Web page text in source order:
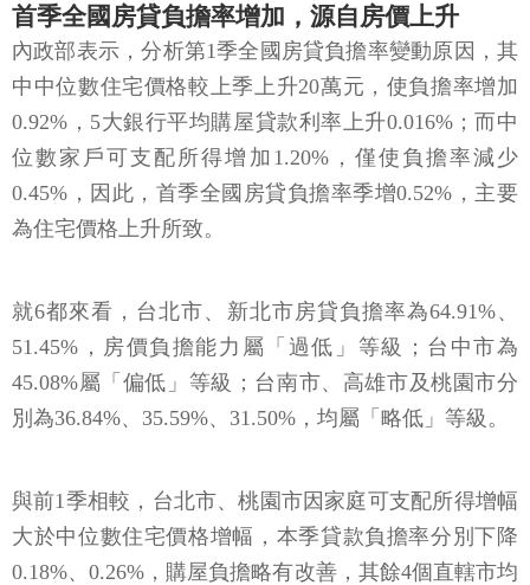
首季全國房貸負擔率增加，源自房價上升
內政部表示，分析第1季全國房貸負擔率變動原因，其
中中位數住宅價格較上季上升20萬元，使負擔率增加
0.92%，5大銀行平均購屋貸款利率上升0.016%；而中
位數家戶可支配所得增加1.20%，僅使負擔率減少
0.45%，因此，首季全國房貸負擔率季增0.52%，主要
為住宅價格上升所致。
就6都來看，台北市、新北市房貸負擔率為64.91%、
51.45%，房價負擔能力屬「過低」等級；台中市為
45.08%屬「偏低」等級；台南市、高雄市及桃園市分
別為36.84%、35.59%、31.50%，均屬「略低」等級。
與前1季相較，台北市、桃園市因家庭可支配所得增幅
大於中位數住宅價格增幅，本季貸款負擔率分別下降
0.18%、0.26%，購屋負擔略有改善，其餘4個直轄市均